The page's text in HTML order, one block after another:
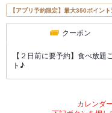
【アプリ予約限定】最大350ポイン
クーポン
【２日前に要予約】食べ放
ト♪
カレンダ